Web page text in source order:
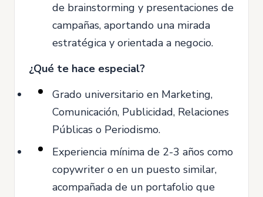
de brainstorming y presentaciones de
campañas, aportando una mirada
estratégica y orientada a negocio.
¿Qué te hace especial?
Grado universitario en Marketing,
Comunicación, Publicidad, Relaciones
Públicas o Periodismo.
Experiencia mínima de 2-3 años como
copywriter o en un puesto similar,
acompañada de un portafolio que